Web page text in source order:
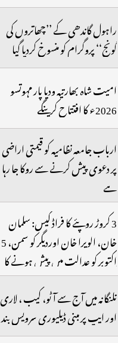
راہول گاندھی کے ’’چھاتروں کی
گونج‘‘ پروگرام کو منسوخ کردیا گیا
امیت شاہ بھارتیہ ودیا پار مہوتسو
2026ء کا افتتاح کرینگے
ارباب جامعہ نظامیہ کو قیمتی اراضی
پر دعوی پیش کرنے سے روکا جا رہا
ہے
3 کروڑ روپئے کا فراڈ کیس: سلمان
خان، الویرا خان اوردیگر کو سمن، 5
اکتوبر کو عدالت میں پیش ہونے کا
حکم
تلنگانہ میں آج سے آٹو، کیب ، لاری
اور ایپ پر مبنی ڈیلیوری سرویس بند